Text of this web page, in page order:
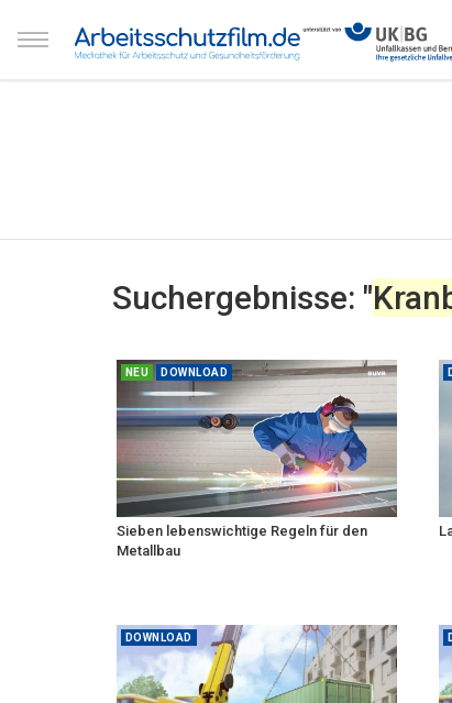
Suchergebnisse: "
NEU DOWNLOAD
Sieben lebenswichtige Regeln für den
Metallbau
DOWNLOAD